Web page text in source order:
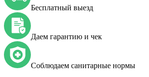
Бесплатный выезд
Даем гарантию и чек
Соблюдаем санитарные нормы